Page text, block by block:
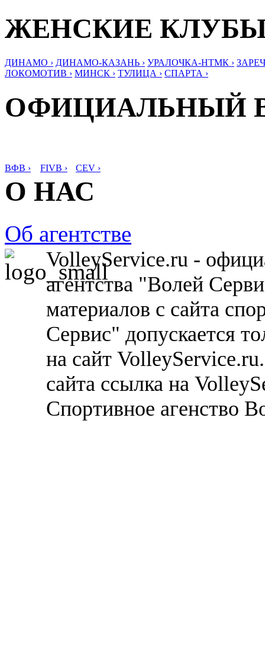
ЖЕНСКИЕ
ДИНАМО › ДИНАМО-КАЗАНЬ › УРАЛОЧКА-НТМК ›
ЛОКОМОТИВ › МИНСК › ТУЛИЦА › СПАРТА ›
ОФИЦИАЛЬНЫЙ
ВФВ › FIVB › CEV ›
О НАС
Об агентстве
VolleyService.ru -
агентства "Волей
материалов с сайта
Сервис" допускается
на сайт
сайта ссылка на
Спортивное агенство